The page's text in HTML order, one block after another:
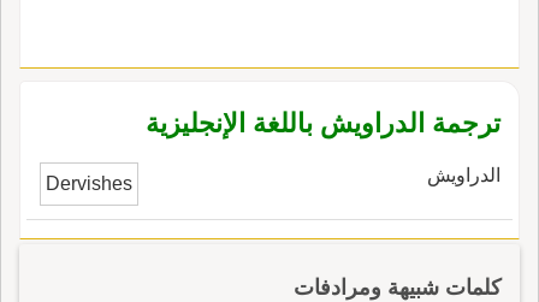
ترجمة الدراويش باللغة الإنجليزية
الدراويش Dervishes
كلمات شبيهة ومرادفات